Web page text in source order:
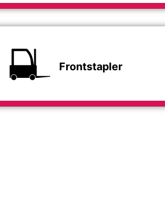
Frontstapler